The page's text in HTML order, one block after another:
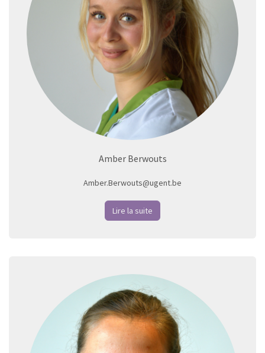
Amber Berwouts
Amber.Berwouts@ugent.be
Lire la suite